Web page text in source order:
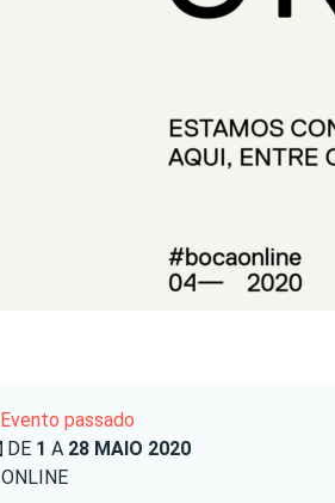
Evento passado
DE 1 A 28 MAIO 2020
ONLINE